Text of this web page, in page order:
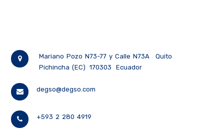
Mariano Pozo N73-77 y Calle N73A
Quito
Pichincha (EC)
170303 Ecuador
degso@degso.com
+593 2 280 4919